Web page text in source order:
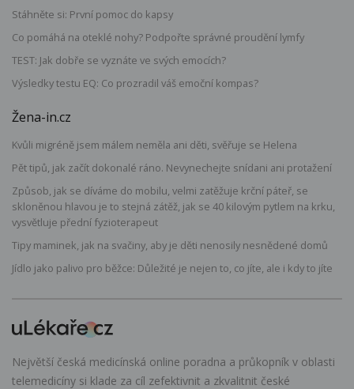
Stáhněte si: První pomoc do kapsy
Co pomáhá na oteklé nohy? Podpořte správné proudění lymfy
TEST: Jak dobře se vyznáte ve svých emocích?
Výsledky testu EQ: Co prozradil váš emoční kompas?
Žena-in.cz
Kvůli migréně jsem málem neměla ani děti, svěřuje se Helena
Pět tipů, jak začít dokonalé ráno. Nevynechejte snídani ani protažení
Způsob, jak se díváme do mobilu, velmi zatěžuje krční páteř, se
skloněnou hlavou je to stejná zátěž, jak se 40 kilovým pytlem na krku,
vysvětluje přední fyzioterapeut
Tipy maminek, jak na svačiny, aby je děti nenosily nesnědené domů
Jídlo jako palivo pro běžce: Důležité je nejen to, co jíte, ale i kdy to jíte
Největší česká medicínská online poradna a průkopník v oblasti
telemedicíny si klade za cíl zefektivnit a zkvalitnit české